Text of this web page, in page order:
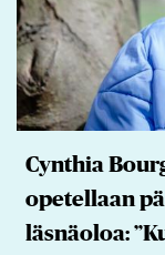
Cynthia
opetellaan
läsnäoloa: